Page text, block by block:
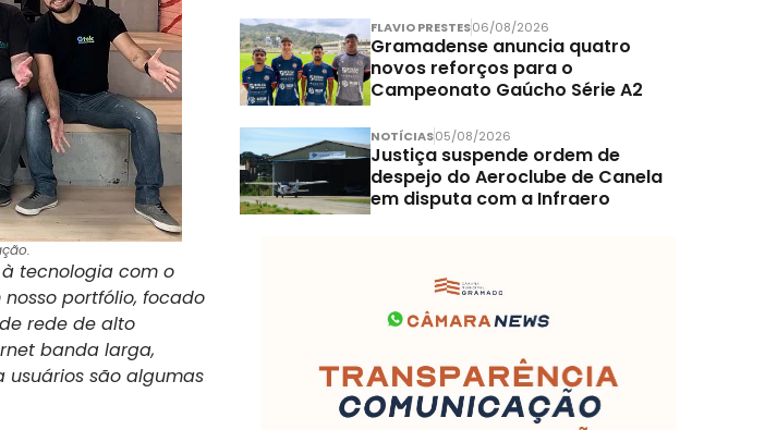
tecnologia com o
portfólio, focado
rede de alto
banda larga,
são algumas
FLAVIO PRESTES06/08/2026
Gramadense anuncia quatro
novos reforços para o
Campeonato Gaúcho Série A2
NOTÍCIAS05/08/2026
Justiça suspende ordem de
despejo do Aeroclube de Canela
em disputa com a Infraero